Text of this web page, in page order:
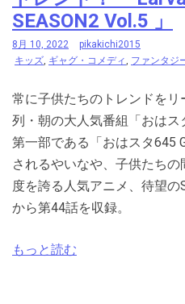
SEASON2 Vol.5 」
8月 10, 2022
pikakichi2015
キッズ, ギャグ・コメディ, ファンタジ
常に子供たちのトレンドを
列・朝の大人気番組「おはス
第一部である「おはスタ645
されるやいなや、子供たち
度を誇る人気アニメ、待望の
から第44話を収録。
もっと読む